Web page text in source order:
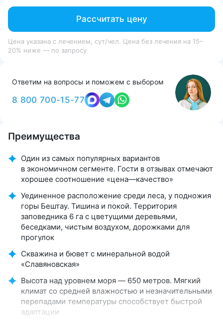
Рассчитать цену
Цена указана с лечением, сут/чел. Цена без лечения на 15–
20% ниже — по запросу
Ответим на вопросы и поможем с выбором
8 800 700-15-77
Преимущества
Один из самых популярных вариантов
в экономичном сегменте. Гости в отзывах отмечают
хорошее соотношение «цена—качество»
Уединенное расположение среди леса, у подножия
горы Бештау. Тишина и покой. Территория
заповедника 6 га с цветущими деревьями,
беседками, чистым воздухом, дорожками для
прогулок
Скважина и бювет с минеральной водой
«Славяновская»
Высота над уровнем моря — 650 метров. Мягкий
климат со средней влажностью и незначительными
перепадами температуры способствует быстрой
адаптации